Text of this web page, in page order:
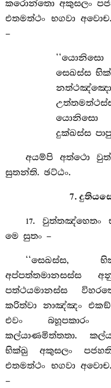
කරොන්තො අකුසලං
එතමත්ථං භගවා
–
‘‘යොනිසො
සෙඛස්ස
යොනිසො
දුක්ඛස්ස
අයම්පි අත්ථො
සුතන්ති. ඡට්ඨං.
7.
17. වුත්තඤ්හෙතං
මෙ සුතං –
‘‘සෙඛස්ස,
අප්පත්තමානසස්ස
පත්ථයමානස්ස
කරිත්වා නාඤ්ඤං
එවං බහූපකාරං
කල්යාණමිත්තතා.
භික්ඛු අකුසලං
එතමත්ථං භගවා
–